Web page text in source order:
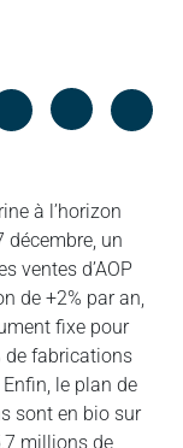
à l’horizon
décembre, un
ventes d’AOP
de +2% par an,
fixe pour
de fabrications
le plan de
sont en bio sur
millions de